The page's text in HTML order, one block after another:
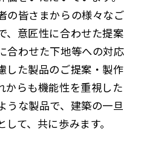
の皆さまからの様々なご
、意匠性に合わせた提案
合わせた下地等への対応
した製品のご提案・製作
からも機能性を重視した
うな製品で、建築の一旦
て、共に歩みます。